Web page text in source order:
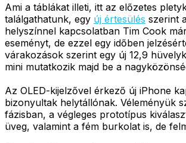
Ami a táblákat illeti, itt az előzetes
találgathatunk, egy új értesülés szerint
helyszínnel kapcsolatban Tim Cook
eseményt, de ezzel egy időben
várakozások szerint egy új 12,9
mini mutatkozik majd be a
Az OLED-kijelzővel érkező új iPhone
bizonyultak helytállónak. Véleményük
fázisban, a végleges prototípus
üveg, valamint a fém burkolat is, de